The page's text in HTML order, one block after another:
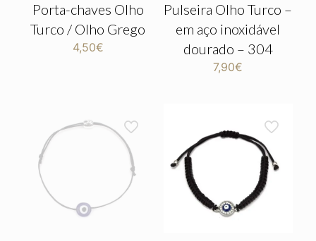
Porta-chaves Olho
Turco / Olho Grego
4,50€
Pulseira Olho Turco –
em aço inoxidável
dourado – 304
7,90€